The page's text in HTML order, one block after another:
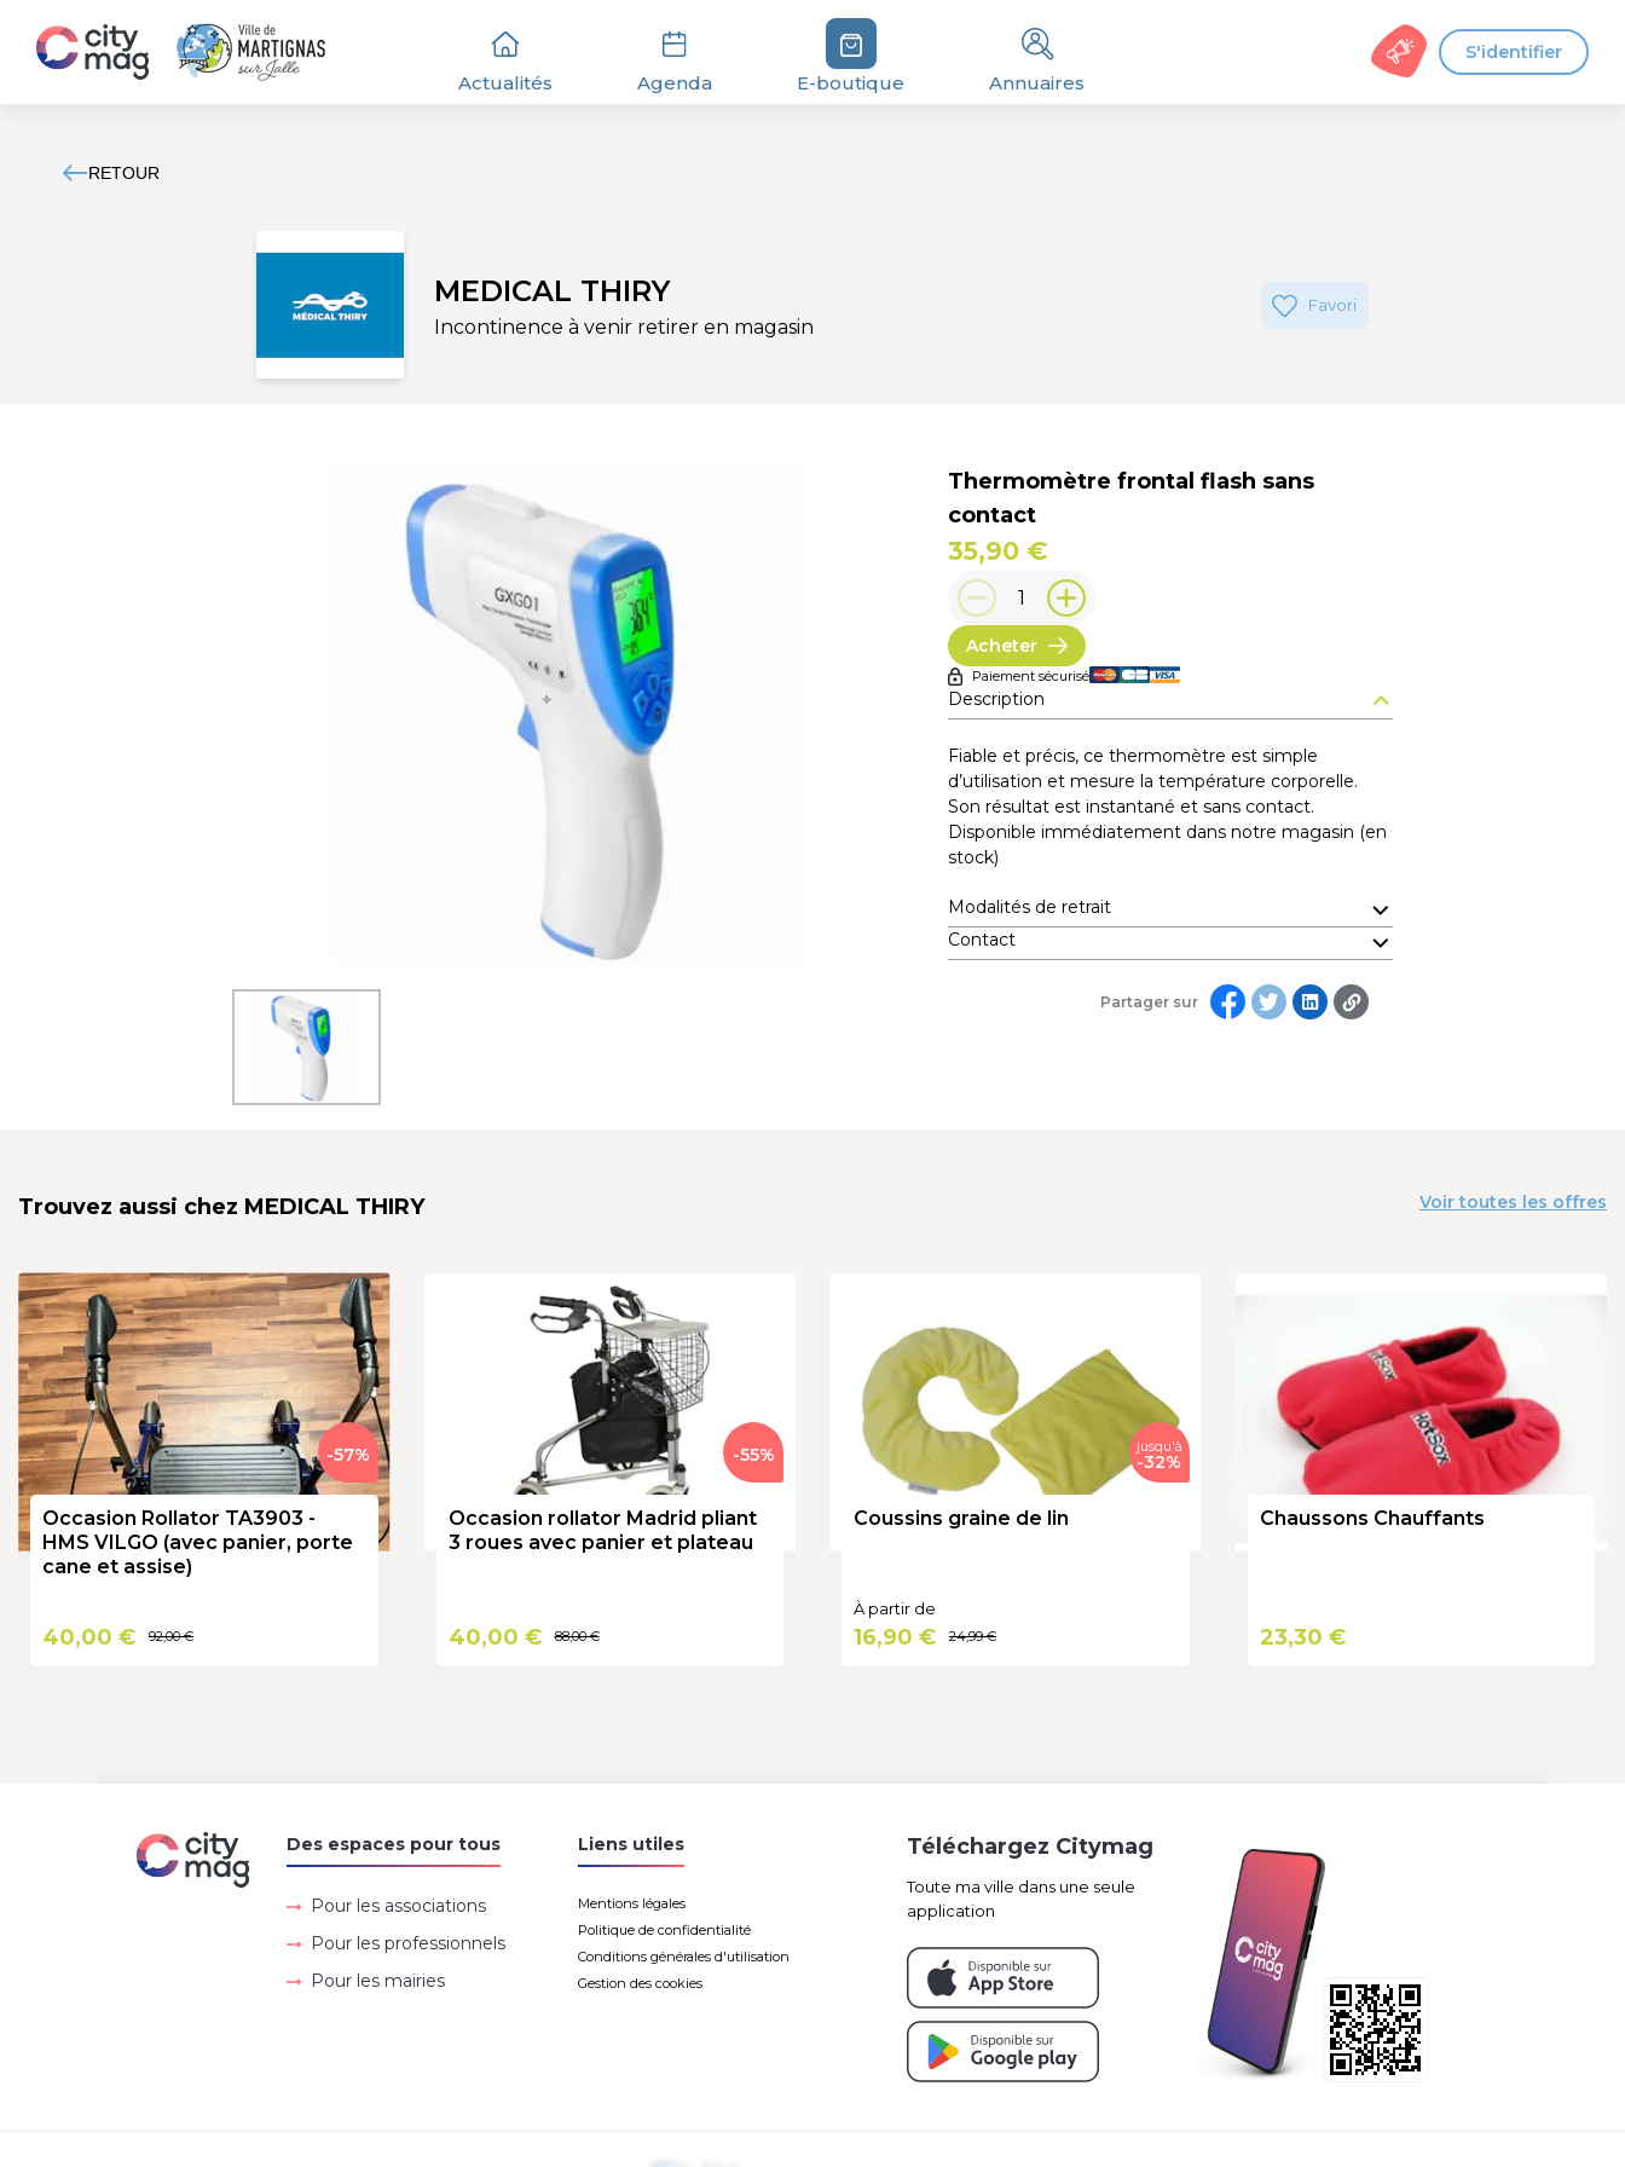
Actualités Agenda E-boutique Annuaires
S'identifier
RETOUR
MEDICAL THIRY
Incontinence à venir retirer en magasin
Favori
Thermomètre frontal flash sans
contact
35,90 €
1
Acheter
Paiement sécurisé
Description
Fiable et précis, ce thermomètre est simple
d’utilisation et mesure la température corporelle.
Son résultat est instantané et sans contact.
Disponible immédiatement dans notre magasin (en
stock)
Modalités de retrait
Contact
Partager sur
Trouvez aussi chez MEDICAL THIRY Voir toutes les offres
-57%
Occasion Rollator TA3903 -
HMS VILGO (avec panier, porte
cane et assise)
40,00 € 92,00 €
-55%
Occasion rollator Madrid pliant
3 roues avec panier et plateau
40,00 € 88,00 €
jusqu'à
-32%
Coussins graine de lin
À partir de
16,90 € 24,99 €
Chaussons Chauffants
23,30 €
Des espaces pour tous
Pour les associations
Pour les professionnels
Pour les mairies
Liens utiles
Mentions légales
Politique de confidentialité
Conditions générales d'utilisation
Gestion des cookies
Téléchargez Citymag
Toute ma ville dans une seule
application